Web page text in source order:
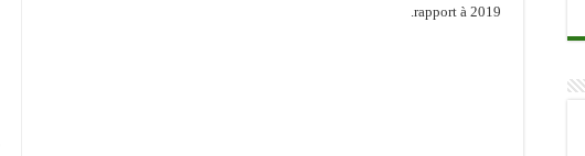
rapport à 2019.